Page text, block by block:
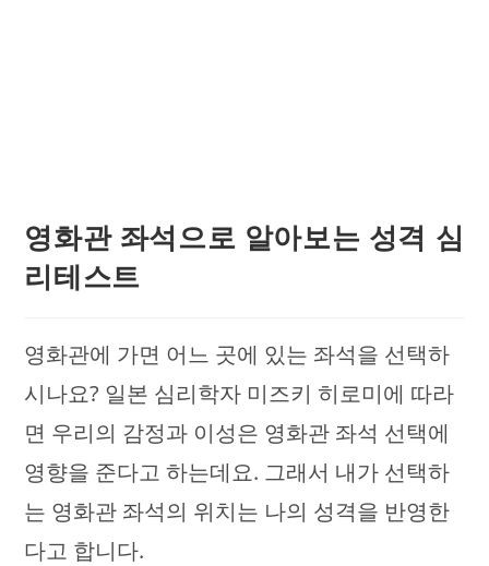
영화관 좌석으로 알아보는 성격 심
리테스트
영화관에 가면 어느 곳에 있는 좌석을 선택하
시나요? 일본 심리학자 미즈키 히로미에 따라
면 우리의 감정과 이성은 영화관 좌석 선택에
영향을 준다고 하는데요. 그래서 내가 선택하
는 영화관 좌석의 위치는 나의 성격을 반영한
다고 합니다.